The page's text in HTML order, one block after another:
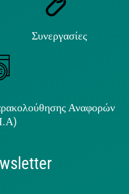
Συνεργασίες
Αναφορών